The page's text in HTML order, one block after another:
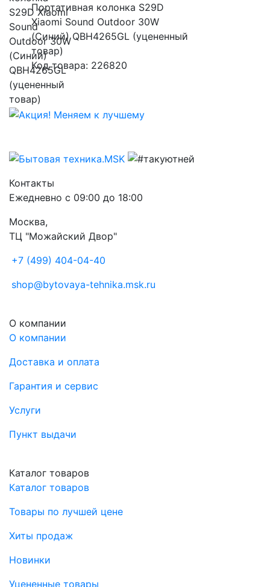
Портативная колонка S29D
Xiaomi Sound Outdoor 30W
(Синий) QBH4265GL (уцененный
товар)
Код товара: 226820
Контакты
Ежедневно с 09:00 до 18:00
Москва,
ТЦ "Можайский Двор"
+7 (499) 404-04-40
shop@bytovaya-tehnika.msk.ru
О компании
О компании
Доставка и оплата
Гарантия и сервис
Услуги
Пункт выдачи
Каталог товаров
Каталог товаров
Товары по лучшей цене
Хиты продаж
Новинки
Уцененные товары